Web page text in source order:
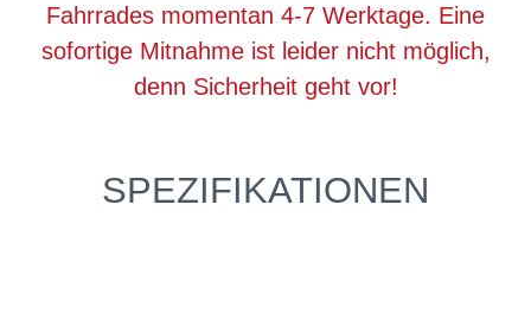
Fahrrades momentan 4-7 Werktage. Eine
sofortige Mitnahme ist leider nicht möglich,
denn Sicherheit geht vor!
SPEZIFIKATIONEN